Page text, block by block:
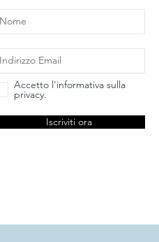
Accetto l'informativa sulla
privacy.
Iscriviti ora